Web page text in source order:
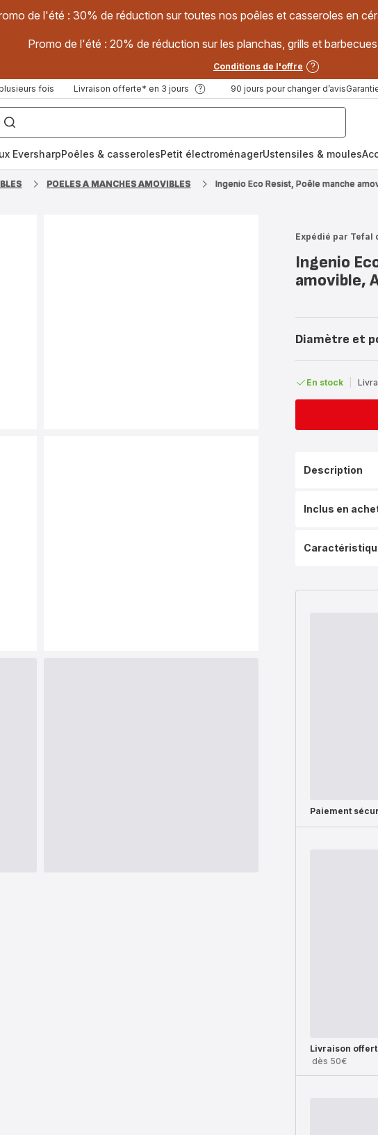
de l'été : 30% de réduction sur toutes nos poêles et casseroles en
Promo de l'été : 20% de réduction sur les planchas, grills et
Conditions de l'offre
fois Livraison offerte* en 3 jours 90 jours pour changer d’avis
Cake
Factory,
EversharpPoêles & casserolesPetit électroménagerUstensiles & moules
POELES A MANCHES AMOVIBLES Ingenio Eco Resist, Poêle manche
Expédié par Tefal
Ingenio
amovible,
Diamètre et
En stock
Description
Inclus en
Paiement
Livraison
dès 50€